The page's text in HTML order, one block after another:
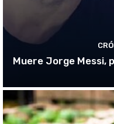
Muere Jorge Messi,